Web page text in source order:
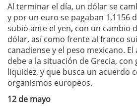
Al terminar el día, un dólar se
y por un euro se pagaban 1,1156
subió ante el yen, con un cambio
dólar, así como frente al franco
canadiense y el peso mexicano.
debe a la situación de Grecia,
liquidez, y que busca un acuerdo
organismos europeos.
12 de mayo